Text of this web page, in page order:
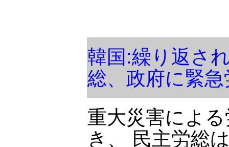
韓国:繰り返さ
総、政府に緊
重大災害によ
き、 民主労総